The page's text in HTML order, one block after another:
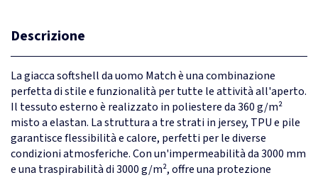
Descrizione
La giacca softshell da uomo Match è una combinazione
perfetta di stile e funzionalità per tutte le attività all'aperto.
Il tessuto esterno è realizzato in poliestere da 360 g/m²
misto a elastan. La struttura a tre strati in jersey, TPU e pile
garantisce flessibilità e calore, perfetti per le diverse
condizioni atmosferiche. Con un'impermeabilità da 3000 mm
e una traspirabilità di 3000 g/m², offre una protezione